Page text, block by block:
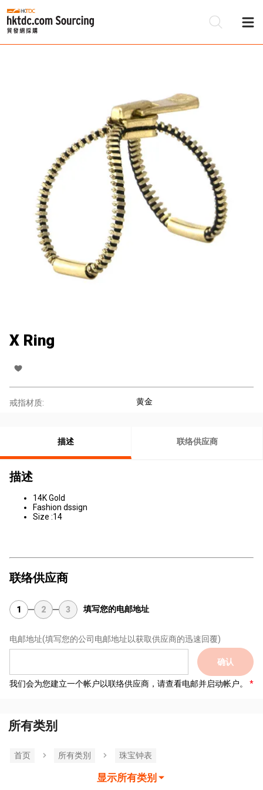
X Ring
戒指材质: 黄金
描述 联络供应商
描述
14K Gold
Fashion dssign
Size :14
联络供应商
1 2 3 填写您的电邮地址
电邮地址(填写您的公司电邮地址以获取供应商的迅速回覆)
确认
我们会为您建立一个帐户以联络供应商，请查看电邮并启动帐户。
所有类别
首页 所有类別 珠宝钟表
显示所有类别